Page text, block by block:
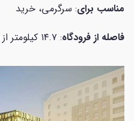
مناسب برای: سرگرمی، خرید
فاصله از فرودگاه: ۱۴.۷ کیلومتر از فرودگاه بین‌المللی مسقط